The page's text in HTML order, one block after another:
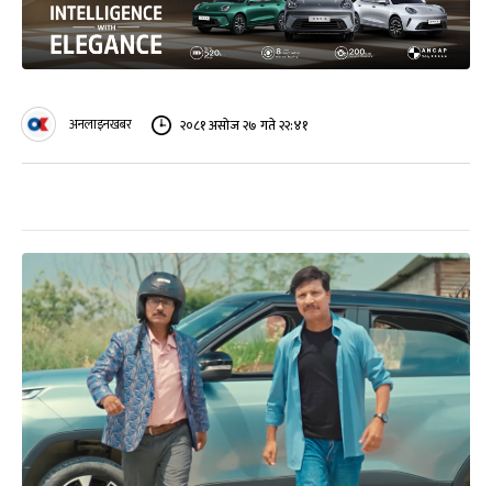
अनलाइनखबर २०८१ असोज २७ गते २२:४१